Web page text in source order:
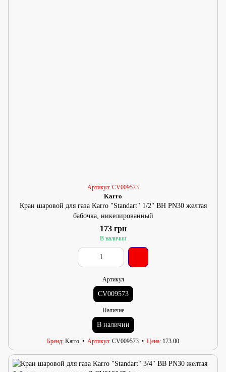
Артикул: CV009573
Karro
Кран шаровой для газа Karro "Standart" 1/2" ВН PN30 желтая
бабочка, никелированный
173 грн
В наличии
Артикул
CV009573
Наличие
В наличии
Бренд Karro Артикул CV009573 Цена 173.00